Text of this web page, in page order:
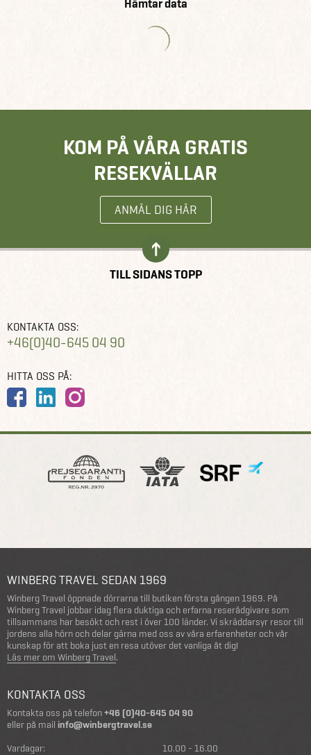
Hämtar data
KOM PÅ VÅRA GRATIS
RESEKVÄLLAR
ANMÄL DIG HÄR
TILL SIDANS TOPP
KONTAKTA OSS:
+46(0)40-645 04 90
HITTA OSS PÅ:
WINBERG TRAVEL SEDAN 1969
Winberg Travel öppnade dörrarna till butiken första gången 1969. På
Winberg Travel jobbar idag flera duktiga och erfarna reserådgivare som
tillsammans har besökt och rest i över 100 länder. Vi skräddarsyr resor till
jordens alla hörn och delar gärna med oss av våra erfarenheter och vår
kunskap för att boka just en resa utöver det vanliga åt dig!
Läs mer om Winberg Travel.
KONTAKTA OSS
Kontakta oss på telefon+46 (0)40-645 04 90
eller på mail info@winbergtravel.se
Vardagar:
10.00 - 16.00